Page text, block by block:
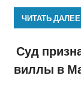
ЧИТАТЬ ДАЛЕЕ
Суд
виллы в